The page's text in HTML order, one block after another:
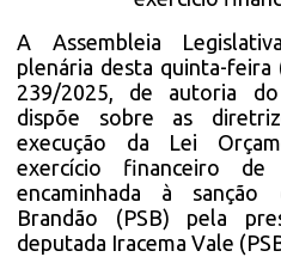
A Assembleia
plenária desta quinta-
239/2025, de autoria
dispõe sobre as
execução da Lei
exercício financeiro
encaminhada à
Brandão (PSB) pela
deputada Iracema Vale